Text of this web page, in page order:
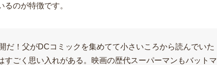
のが特徴です。
だ！父がDCコミックを集めてて小さいころから読んでいた
すごく思い入れがある。映画の歴代スーパーマンもバットマ